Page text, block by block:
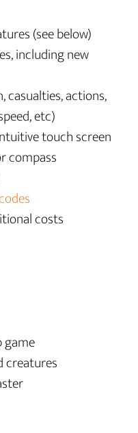
(see below)
including new
casualties, actions,
etc)
touch screen
compass
costs
game
creatures